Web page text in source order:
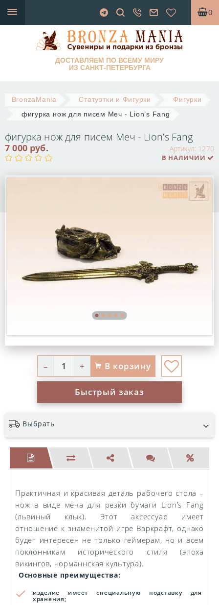
0
ДОСТАВЛЯЕМ ПО ВСЕМУ МИРУ
ИЗ САНКТ-ПЕТЕРБУРГА
BronzaMania Статуэтки и Фигурки
Фигурки
фигурка нож для писем Меч - Lion’s Fang
фигурка нож для писем Меч - Lion’s Fang
Артикул: 1270
7 000 руб.
В НАЛИЧИИ
– + В корзину
Быстрый заказ
Выбрать
Практичная и красивая деталь рабочего стола –
нож в виде меча для резки бумаги Lion’s Fang
(львиный клык). Этот аксессуар имеет
отношение к знаменитой игре Варкрафт, однако
будет интересен не только геймерам, но и всем
поклонникам исторического стиля (эпоха
викингов, норманнская культура).
Основные преимущества:
изделие имеет специальную подставку для
хранения;